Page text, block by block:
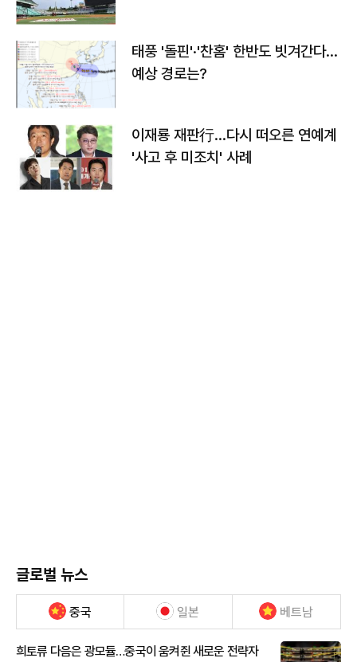
태풍 '돌핀'·'찬홈' 한반도 빗겨간다…
예상 경로는?
이재룡 재판行…다시 떠오른 연예계
'사고 후 미조치' 사례
글로벌 뉴스
중국 일본 베트남
희토류 다음은 광모듈…중국이 움켜쥔 새로운 전략자